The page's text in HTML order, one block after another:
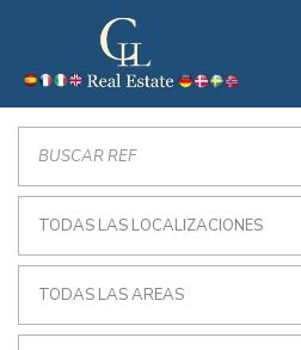
TODAS LAS LOCALIZACIONES
TODAS LAS AREAS